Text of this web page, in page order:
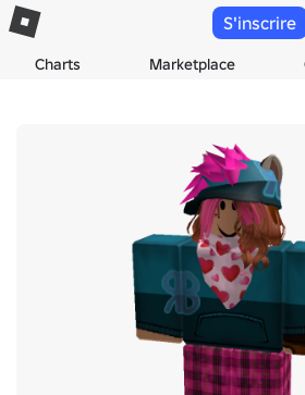
Charts Marketplace
S'inscrire